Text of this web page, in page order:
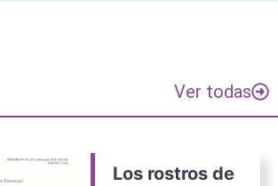
Ver todas
Los rostros de